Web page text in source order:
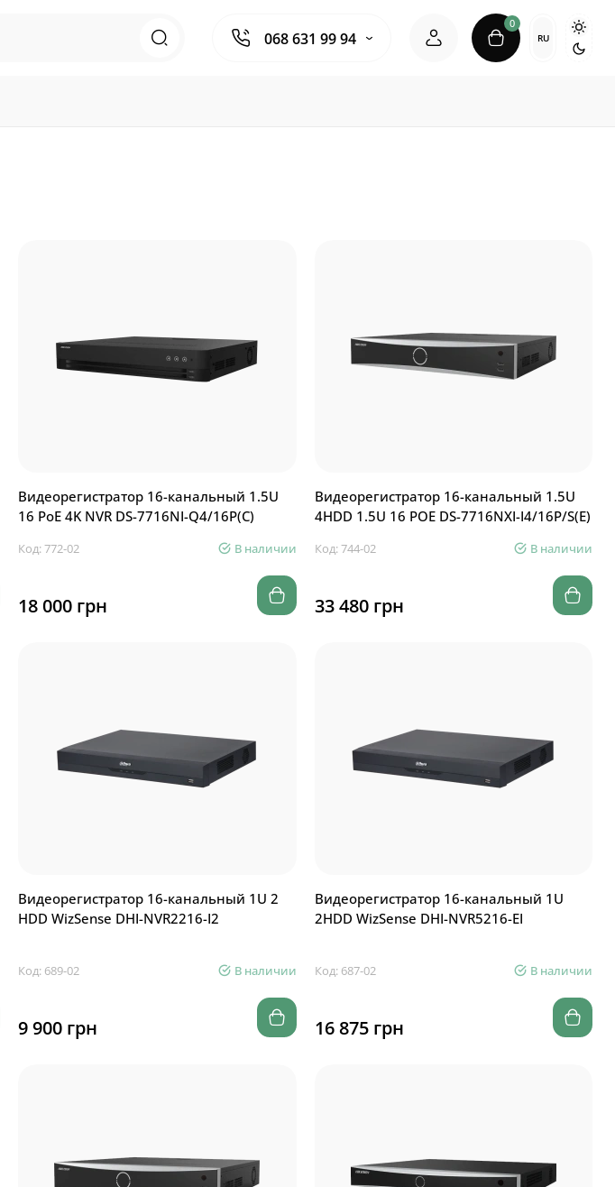
068 631 99 94
0
RU
Видеорегистратор 16-канальный 1.5U
16 PoE 4K NVR DS-7716NI-Q4/16P(C)
Код: 772-02 В наличии
18 000 грн
Видеорегистратор 16-канальный 1.5U
4HDD 1.5U 16 POE DS-7716NXI-I4/16P/S(E)
Код: 744-02 В наличии
33 480 грн
Видеорегистратор 16-канальный 1U 2
HDD WizSense DHI-NVR2216-I2
Код: 689-02 В наличии
9 900 грн
Видеорегистратор 16-канальный 1U
2HDD WizSense DHI-NVR5216-EI
Код: 687-02 В наличии
16 875 грн